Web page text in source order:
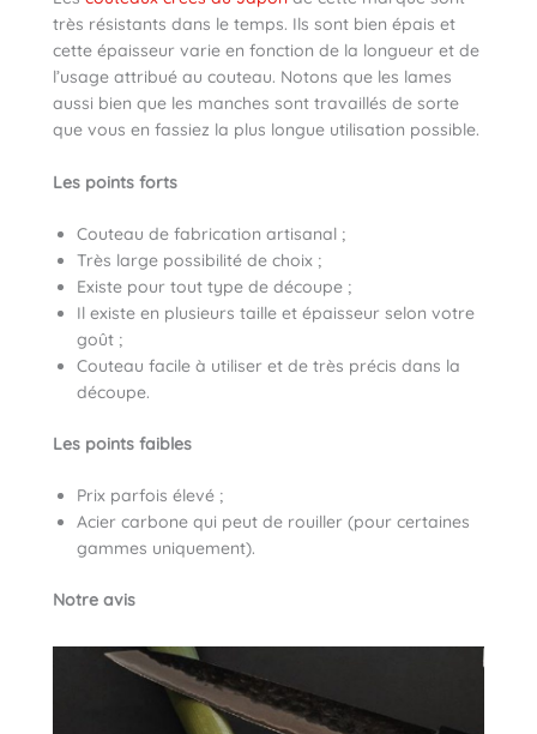
très résistants dans le temps. Ils sont bien épais et
cette épaisseur varie en fonction de la longueur et de
l’usage attribué au couteau. Notons que les lames
aussi bien que les manches sont travaillés de sorte
que vous en fassiez la plus longue utilisation possible.
Les points forts
Couteau de fabrication artisanal ;
Très large possibilité de choix ;
Existe pour tout type de découpe ;
Il existe en plusieurs taille et épaisseur selon votre
goût ;
Couteau facile à utiliser et de très précis dans la
découpe.
Les points faibles
Prix parfois élevé ;
Acier carbone qui peut de rouiller (pour certaines
gammes uniquement).
Notre avis